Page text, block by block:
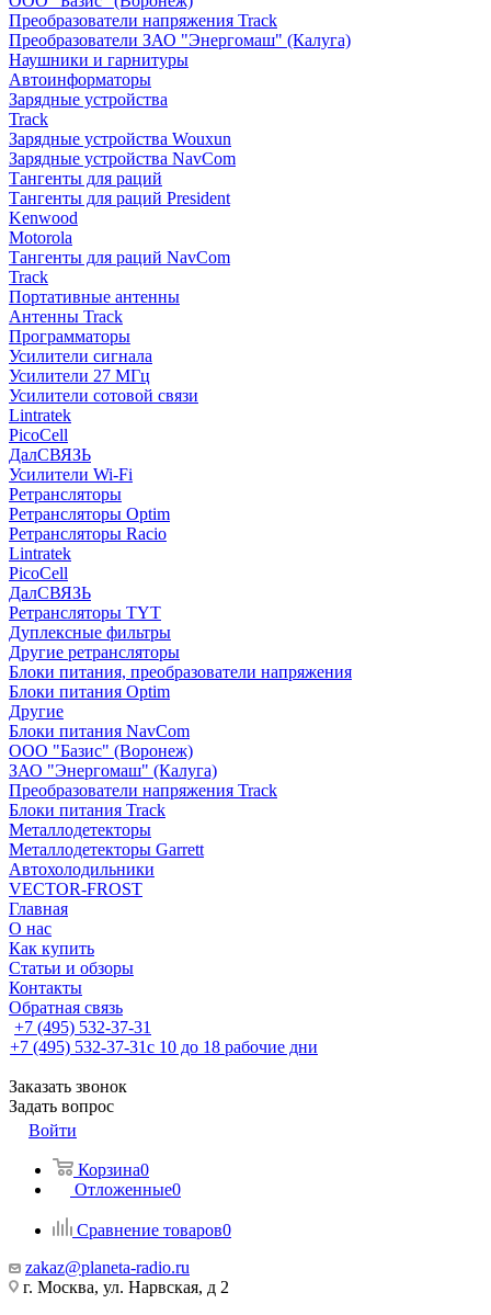
Преобразователи напряжения Track
Преобразователи ЗАО "Энергомаш" (Калуга)
Наушники и гарнитуры
Автоинформаторы
Зарядные устройства
Track
Зарядные устройства Wouxun
Зарядные устройства NavCom
Тангенты для раций
Тангенты для раций President
Kenwood
Motorola
Тангенты для раций NavCom
Track
Портативные антенны
Антенны Track
Программаторы
Усилители сигнала
Усилители 27 МГц
Усилители сотовой связи
Lintratek
PicoCell
ДалСВЯЗЬ
Усилители Wi-Fi
Ретрансляторы
Ретрансляторы Optim
Ретрансляторы Racio
Lintratek
PicoCell
ДалСВЯЗЬ
Ретрансляторы TYT
Дуплексные фильтры
Другие ретрансляторы
Блоки питания, преобразователи напряжения
Блоки питания Optim
Другие
Блоки питания NavCom
ООО "Базис" (Воронеж)
ЗАО "Энергомаш" (Калуга)
Преобразователи напряжения Track
Блоки питания Track
Металлодетекторы
Металлодетекторы Garrett
Автохолодильники
VECTOR-FROST
Главная
О нас
Как купить
Статьи и обзоры
Контакты
Обратная связь
+7 (495) 532-37-31
+7 (495) 532-37-31с 10 до 18 рабочие дни
Заказать звонок
Задать вопрос
Войти
Корзина0
Отложенные0
Сравнение товаров0
zakaz@planeta-radio.ru
г. Москва, ул. Нарвская, д 2